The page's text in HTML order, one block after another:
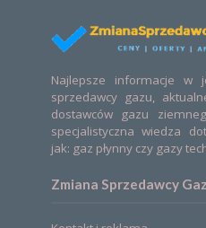
Najlepsze informacje w
sprzedawcy gazu,
dostawców gazu
specjalistyczna wiedza
jak: gaz płynny czy gazy
Zmiana Sprzedawcy